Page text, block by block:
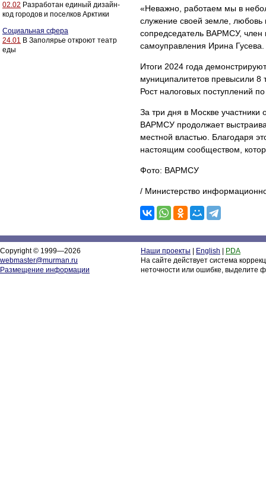
02.02 Разработан единый дизайн-
код городов и поселков Арктики
Социальная сфера
24.01 В Заполярье откроют театр
еды
«Неважно, работаем мы в
служение своей земле,
сопредседатель ВАРМСУ, член
самоуправления Ирина Гусева.
Итоги 2024 года
муниципалитетов превысили 8
Рост налоговых поступлений
За три дня в Москве
ВАРМСУ продолжает
местной властью. Благодаря
настоящим сообществом,
Фото: ВАРМСУ
/ Министерство
Copyright © 1999—2026
webmaster@murman.ru
Размещение информации
Наши проекты English
PDA
На сайте действует система
неточности или ошибке, выделите